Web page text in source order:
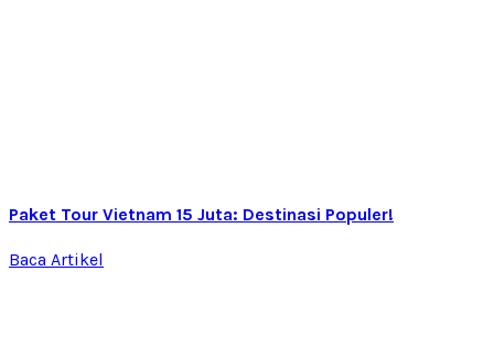
Paket Tour Vietnam 15 Juta: Destinasi Populer!
Baca Artikel